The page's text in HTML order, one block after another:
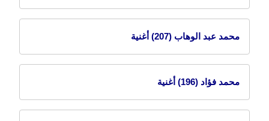
محمد عبد الوهاب (207) أغنية
محمد فؤاد (196) أغنية